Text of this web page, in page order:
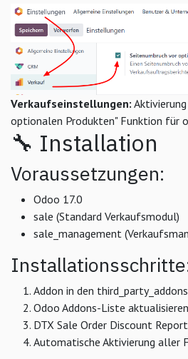
Verkaufseinstellungen:
optionalen Produkten" Funktion für
🔧 Installation
Voraussetzungen:
Odoo 17.0
sale (Standard Verkaufsmodul)
sale_management
Addon in den
Odoo Addons-Liste aktualisieren
DTX Sale Order Discount
Automatische Aktivierung aller